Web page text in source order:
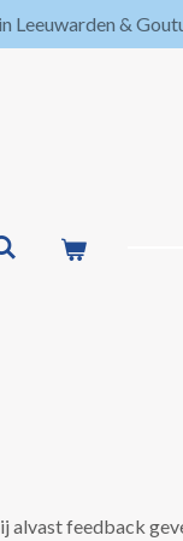
Leeuwarden &
alvast feedback